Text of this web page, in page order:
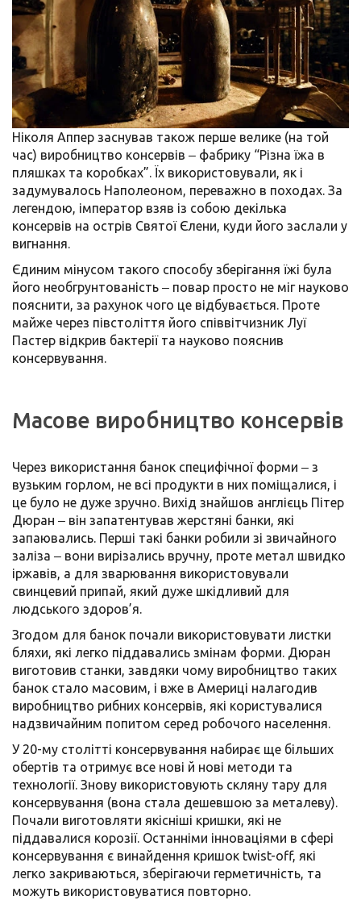
Ніколя Аппер заснував також перше велике (на той
час) виробництво консервів ‒ фабрику “Різна їжа в
пляшках та коробках”. Їх використовували, як і
задумувалось Наполеоном, переважно в походах. За
легендою, імператор взяв із собою декілька
консервів на острів Святої Єлени, куди його заслали у
вигнання.
Єдиним мінусом такого способу зберігання їжі була
його необгрунтованість ‒ повар просто не міг науково
пояснити, за рахунок чого це відбувається. Проте
майже через півстоліття його співвітчизник Луї
Пастер відкрив бактерії та науково пояснив
консервування.
Масове виробництво консервів
Через використання банок специфічної форми ‒ з
вузьким горлом, не всі продукти в них поміщалися, і
це було не дуже зручно. Вихід знайшов англієць Пітер
Дюран ‒ він запатентував жерстяні банки, які
запаювались. Перші такі банки робили зі звичайного
заліза ‒ вони вирізались вручну, проте метал швидко
іржавів, а для зварювання використовували
свинцевий припай, який дуже шкідливий для
людського здоров’я.
Згодом для банок почали використовувати листки
бляхи, які легко піддавались змінам форми. Дюран
виготовив станки, завдяки чому виробництво таких
банок стало масовим, і вже в Америці налагодив
виробництво рибних консервів, які користувалися
надзвичайним попитом серед робочого населення.
У 20-му столітті консервування набирає ще більших
обертів та отримує все нові й нові методи та
технології. Знову використовують скляну тару для
консервування (вона стала дешевшою за металеву).
Почали виготовляти якісніші кришки, які не
піддавалися корозії. Останніми інноваціями в сфері
консервування є винайдення кришок twist-off, які
легко закриваються, зберігаючи герметичність, та
можуть використовуватися повторно.